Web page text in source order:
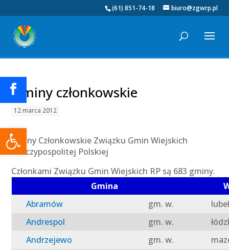
Otwórz pasek narzędzi
(61) 851-74-18 biuro@zgwrp.pl
Gminy członkowskie
12 marca 2012
Gminy Członkowskie Związku Gmin Wiejskich
Rzeczypospolitej Polskiej
Członkami Związku Gmin Wiejskich RP są 683 gminy.
Gmina
Abramów
gm. w.
Andrespol
gm. w.
Andrzejewo
gm. w.